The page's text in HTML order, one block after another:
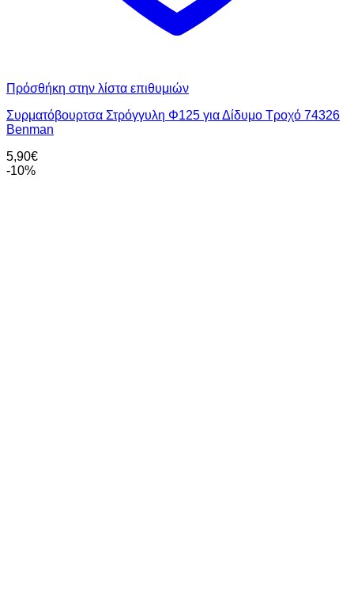
Πρόσθήκη στην λίστα επιθυμιών
Συρματόβουρτσα Στρόγγυλη Φ125 για Δίδυμο Τροχό 74326
Benman
5,90€
-10%